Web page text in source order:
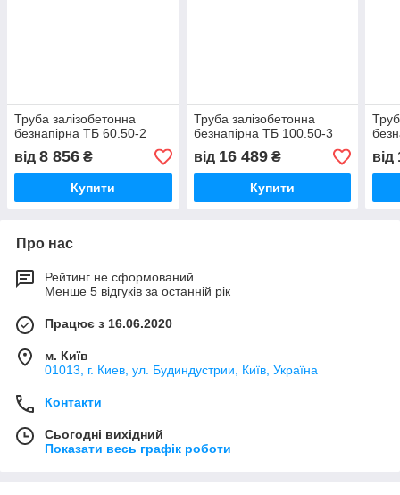
Труба залізобетонна
безнапірна ТБ 60.50-2
від 8 856 ₴
Купити
Труба залізобетонна
безнапірна ТБ 100.50-3
від 16 489₴
Купити
від
Про нас
Рейтинг не сформований
Менше 5 відгуків за останній рік
Працює з 16.06.2020
м. Київ
01013, г. Киев, ул. Будиндустрии, Київ, Україна
Контакти
Сьогодні вихідний
Показати весь графік роботи